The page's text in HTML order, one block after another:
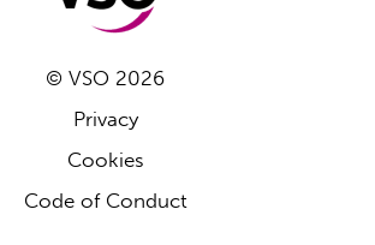
© VSO 2026
Privacy
Cookies
Code of Conduct